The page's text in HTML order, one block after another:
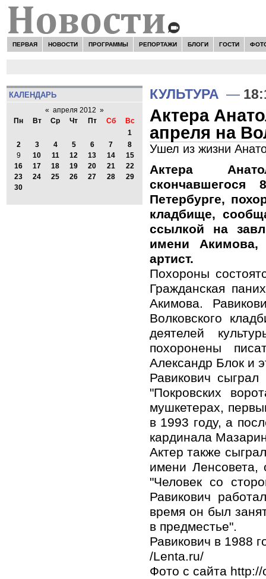
ПЕРВАЯ НОВОСТИ ПРОГРАММЫ РЕПОРТАЖИ БЛОГИ ГОСТИ
КАЛЕНДАРЬ
« апреля 2012 »
Пн
Вт Ср Чт Пт Сб
Вс
1
2
3 4 5 6 7
8
9
10 11 12 13 14
15
16
17 18 19 20 21
22
23
24 25 26 27 28
29
30
КУЛЬТУРА —
Актера
апреля на
Ушел из жизни
Актера
Петербурге,
кладбище,
ссылкой на
имени Акимова,
артист.
Похороны
Гражданская
Акимова.
Волковского
деятелей
похоронены
Александр Блок и
Равикович
"Покровских
мушкетерах,
в 1993 году, а
кардинала
Актер также
имени Ленсовета,
"Человек со
Равикович
время он был
в предместье".
Равикович в 1988
/Lenta.ru/
Фото с сайта